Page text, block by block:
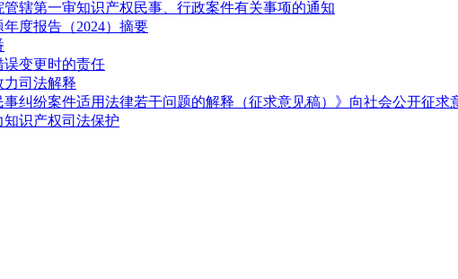
辖第一审知识产权民事、行政案件有关事项的通知
度报告（2024）摘要
变更时的责任
司法解释
纠纷案件适用法律若干问题的解释（征求意见稿）》向社会公开征求
识产权司法保护